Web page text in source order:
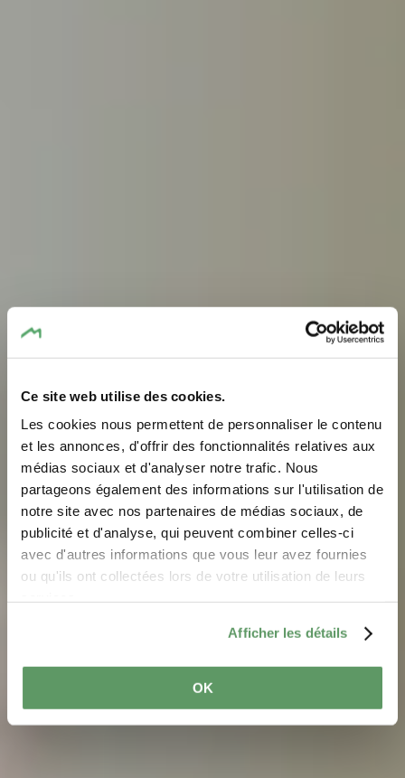
Ce site web utilise des cookies.
Les cookies nous permettent de personnaliser le contenu
et les annonces, d'offrir des fonctionnalités relatives aux
médias sociaux et d'analyser notre trafic. Nous
partageons également des informations sur l'utilisation de
notre site avec nos partenaires de médias sociaux, de
publicité et d'analyse, qui peuvent combiner celles-ci
avec d'autres informations que vous leur avez fournies
ou qu'ils ont collectées lors de votre utilisation de leurs
Afficher les détails
OK
Meetings Incentives
Congress Events